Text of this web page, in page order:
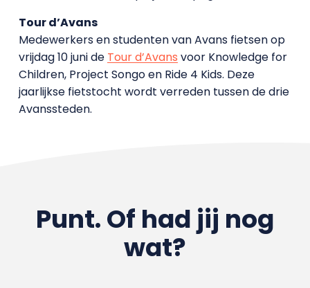
Tour d’Avans
Medewerkers en studenten van Avans fietsen op
vrijdag 10 juni de Tour d’Avans voor Knowledge for
Children, Project Songo en Ride 4 Kids. Deze
jaarlijkse fietstocht wordt verreden tussen de drie
Avanssteden.
Punt. Of had jij nog
wat?